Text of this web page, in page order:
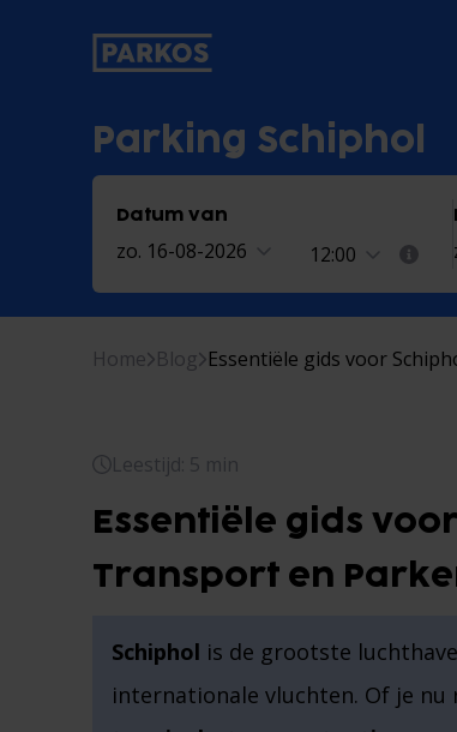
Parking Schiphol
Datum van
zo. 16-08-2026 12:00
Home Blog Essentiële gids voor
Leestijd: 5 min
Essentiële gids
Transport en
Schiphol is de grootste
internationale vluchten. Of je nu